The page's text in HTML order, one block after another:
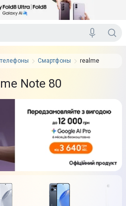
Смартфоны realme
Note 80